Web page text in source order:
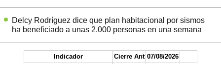
Delcy Rodríguez dice que plan habitacional por sismos
ha beneficiado a unas 2.000 personas en una semana
Indicador Cierre Ant 07/08/2026